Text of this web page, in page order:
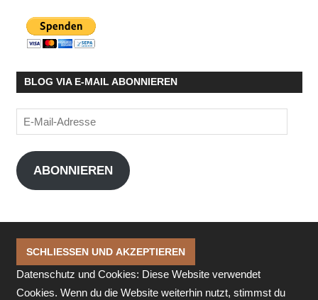
BLOG VIA E-MAIL ABONNIEREN
E-
Mail-
Adresse
ABONNIEREN
Datenschutz und Cookies: Diese Website verwendet
Cookies. Wenn du die Website weiterhin nutzt, stimmst du